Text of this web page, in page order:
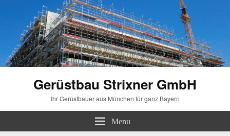
Gerüstbau Strixner GmbH
Ihr Gerüstbauer aus München für ganz Bayern
Menu